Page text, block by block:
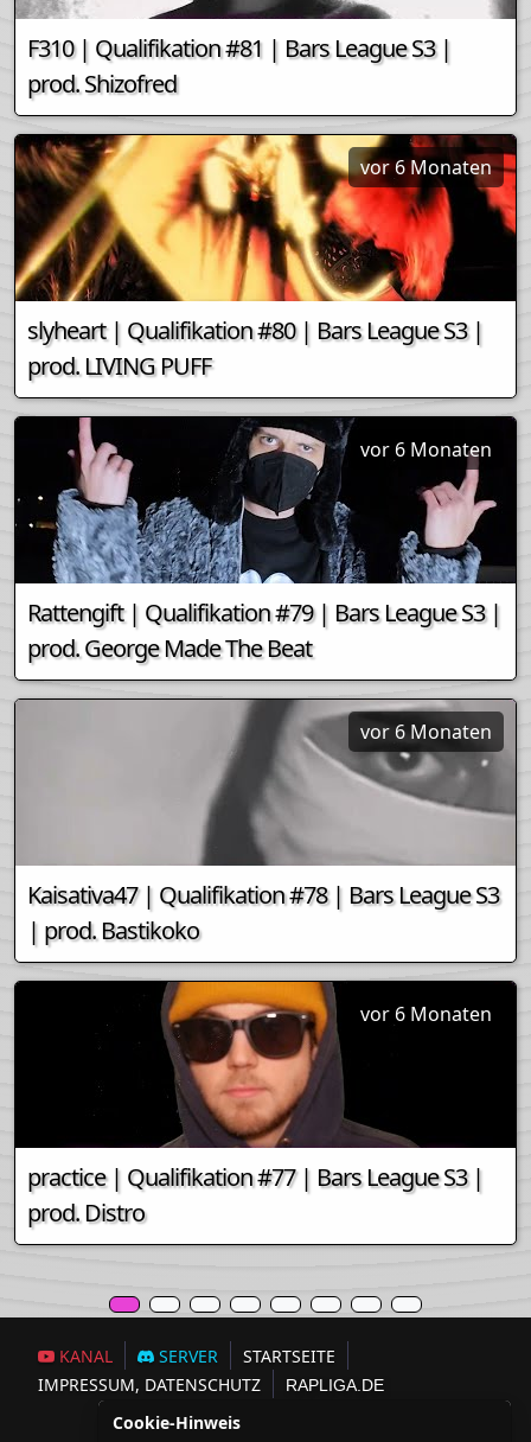
F310 | Qualifikation #81 | Bars League S3 |
prod. Shizofred
vor 6 Monaten
slyheart | Qualifikation #80 | Bars League S3 |
prod. LIVING PUFF
vor 6 Monaten
Rattengift | Qualifikation #79 | Bars League S3 |
prod. George Made The Beat
vor 6 Monaten
Kaisativa47 | Qualifikation #78 | Bars League S3
| prod. Bastikoko
vor 6 Monaten
practice | Qualifikation #77 | Bars League S3 |
prod. Distro
KANAL SERVER
STARTSEITE
IMPRESSUM, DATENSCHUTZ
RAPLIGA.DE
Cookie-Hinweis